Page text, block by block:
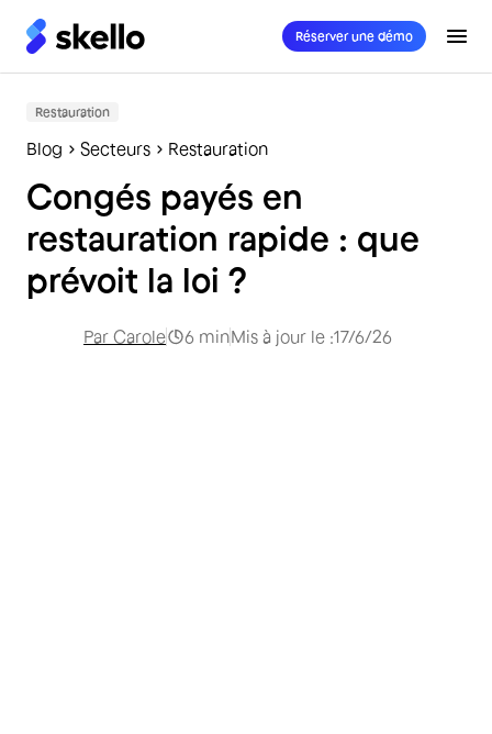
Réserver une démo
Restauration
Blog Secteurs Restauration
Congés payés en
restauration rapide : que
prévoit la loi ?
Par Carole 6 minMis à jour le :17/6/26